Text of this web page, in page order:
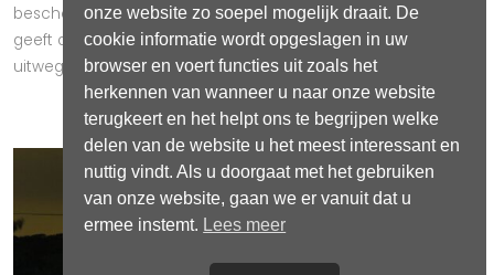
bescherming, een gevoel dat je "on top of the world" staat of
geeft dit je juist een gevoel van opgesloten zitten, geen
uitweg ervaren.......
onze website zo soepel mogelijk draait. De
cookie informatie wordt opgeslagen in uw
browser en voert functies uit zoals het
herkennen van wanneer u naar onze website
terugkeert en het helpt ons te begrijpen welke
delen van de website u het meest interessant en
nuttig vindt. Als u doorgaat met het gebruiken
van onze website, gaan we er vanuit dat u
ermee instemt. Lees meer